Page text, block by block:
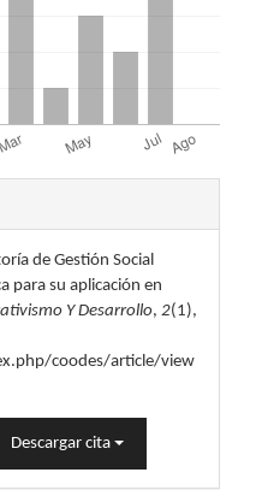
de Gestión Social
para su aplicación en
Y Desarrollo, 2(1),
coodes/article/view
Descargar cita